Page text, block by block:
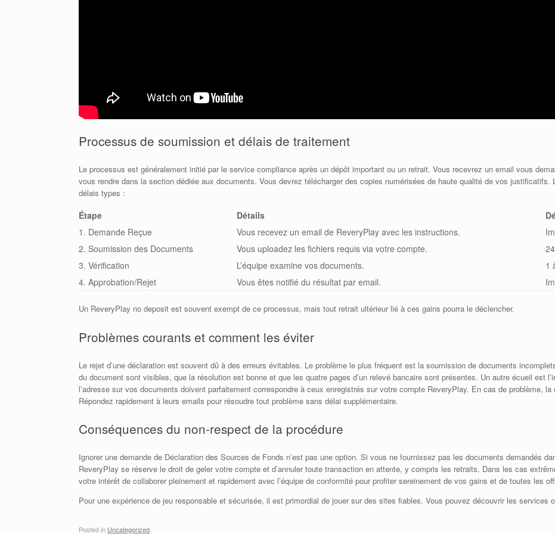
Processus de soumission et délais de traitement
Le processus est généralement initié par le service compliance après un dépôt important ou un retrait. Vous recevrez un email vous
vous rendre dans la section dédiée aux documents. Vous devrez télécharger des copies numérisées de haute qualité de vos
délais types :
Étape Détails
1. Demande Reçue
Vous recevez un email de ReveryPlay avec les instructions.
2. Soumission des Documents
Vous uploadez les fichiers requis via votre compte.
3. Vérification
L’équipe examine vos documents.
1
4. Approbation/Rejet
Vous êtes notifié du résultat par email.
Un ReveryPlay no deposit est souvent exempt de ce processus, mais tout retrait ultérieur lié à ces gains pourra le déclencher.
Problèmes courants et comment les éviter
Le rejet d’une déclaration est souvent dû à des erreurs évitables. Le problème le plus fréquent est la soumission de documents
du document sont visibles, que la résolution est bonne et que les quatre pages d’un relevé bancaire sont présentes. Un autre écueil est
l’adresse sur vos documents doivent parfaitement correspondre à ceux enregistrés sur votre compte ReveryPlay. En cas de problème,
Répondez rapidement à leurs emails pour résoudre tout problème sans délai supplémentaire.
Conséquences du non-respect de la procédure
Ignorer une demande de Déclaration des Sources de Fonds n’est pas une option. Si vous ne fournissez pas les documents demandés
ReveryPlay se réserve le droit de geler votre compte et d’annuler toute transaction en attente, y compris les retraits. Dans les cas
votre intérêt de collaborer pleinement et rapidement avec l’équipe de conformité pour profiter sereinement de vos gains et de toutes les
Pour une expérience de jeu responsable et sécurisée, il est primordial de jouer sur des sites fiables. Vous pouvez découvrir les services
Posted in Uncategorized